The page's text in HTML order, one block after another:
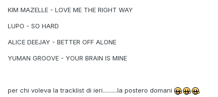
KIM MAZELLE - LOVE ME THE RIGHT WAY
LUPO - SO HARD
ALICE DEEJAY - BETTER OFF ALONE
YUMAN GROOVE - YOUR BRAIN IS MINE
per chi voleva la tracklist di ieri..........la postero domani